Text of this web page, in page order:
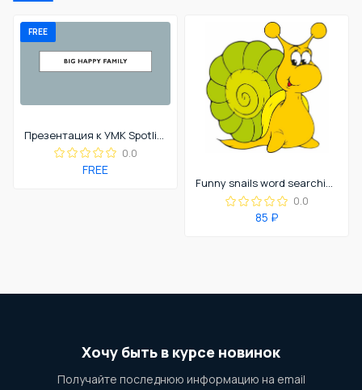
FREE
Презентация к УМК Spotlight 4 урок 1a
0.0
FREE
Funny snails word searching
0.0
85 ₽
Хочу быть в курсе новинок
Получайте последнюю информацию на email